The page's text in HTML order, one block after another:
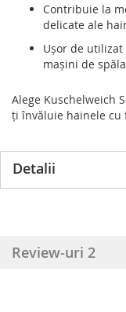
Contribuie la
delicate ale
Ușor de
mașini de
Alege Kuschelweich
ți învăluie hainele cu
Detalii
Review-uri 2